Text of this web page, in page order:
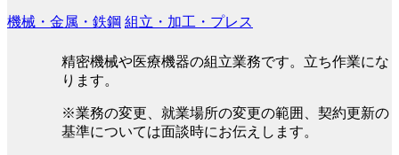
機械・金属・鉄鋼 組立・加工・プレス
精密機械や医療機器の組立業務です。立ち作業にな
ります。
※業務の変更、就業場所の変更の範囲、契約更新の
基準については面談時にお伝えします。